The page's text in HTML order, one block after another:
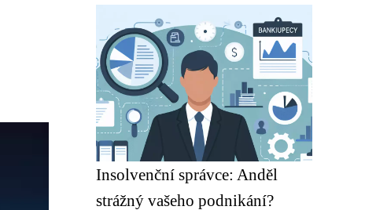
Insolvenční správce: Anděl
strážný vašeho podnikání?